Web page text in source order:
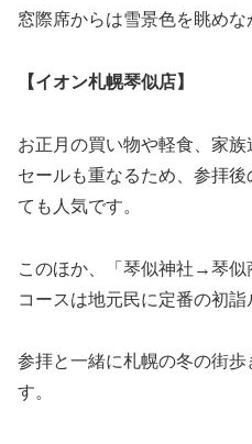
窓際席からは雪景色を眺めな
【イオン札幌琴似店】
お正月の買い物や軽食、家
セールも重なるため、参拝
ても人気です。
このほか、「琴似神社→琴
コースは地元民に定番の初詣
参拝と一緒に札幌の冬の街
す。